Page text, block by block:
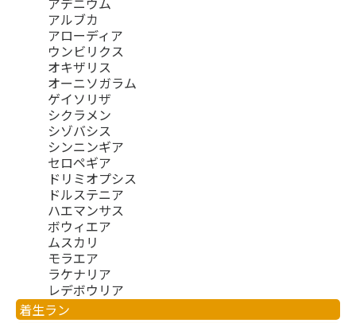
アルブカ
アローディア
ウンビリクス
オキザリス
オーニソガラム
ゲイソリザ
シクラメン
シゾバシス
シンニンギア
セロペギア
ドリミオプシス
ドルステニア
ハエマンサス
ボウィエア
ムスカリ
モラエア
ラケナリア
レデボウリア
着生ラン